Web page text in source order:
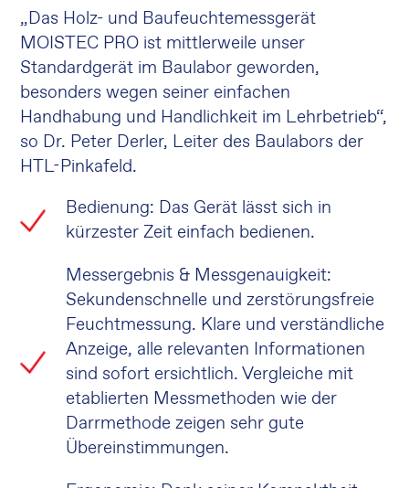
„Das Holz- und Baufeuchtemessgerät
MOISTEC PRO ist mittlerweile unser
Standardgerät im Baulabor geworden,
besonders wegen seiner einfachen
Handhabung und Handlichkeit im Lehrbetrieb“,
so Dr. Peter Derler, Leiter des Baulabors der
HTL-Pinkafeld.
Bedienung: Das Gerät lässt sich in
kürzester Zeit einfach bedienen.
Messergebnis & Messgenauigkeit:
Sekundenschnelle und zerstörungsfreie
Feuchtmessung. Klare und verständliche
Anzeige, alle relevanten Informationen
sind sofort ersichtlich. Vergleiche mit
etablierten Messmethoden wie der
Darrmethode zeigen sehr gute
Übereinstimmungen.